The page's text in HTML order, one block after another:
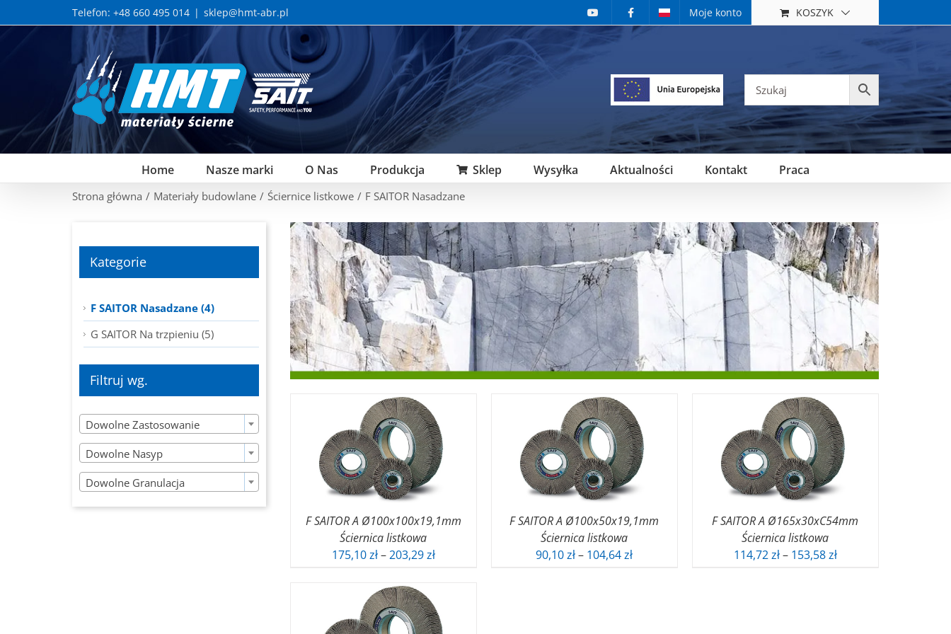
to
Telefon: +48 660 495 014 | sklep@hmt-abr.pl Moje konto KOSZYK
Home Nasze marki O Nas Produkcja Sklep Wysyłka Aktualności Kontakt Praca
Strona główna / Materiały budowlane / Ściernice listkowe / F SAITOR Nasadzane
F SAITOR A Ø100x100x19,1mm
Ściernica listkowa
175,10zł–203,29złZakres
175,10 zł
do
F SAITOR A Ø100x50x19,1mm
Ściernica listkowa
90,10zł– 104,64złZakres
F SAITOR A Ø165x30xC54mm
Ściernica listkowa
114,72zł– 153,58złZakres
Kategorie
F SAITOR Nasadzane (4)
G SAITOR Na trzpieniu (5)
Filtruj wg.
Dowolne Zastosowanie
Dowolne Nasyp
Dowolne Granulacja